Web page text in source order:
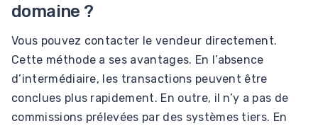
domaine ?
Vous pouvez contacter le vendeur directement.
Cette méthode a ses avantages. En l’absence
d’intermédiaire, les transactions peuvent être
conclues plus rapidement. En outre, il n’y a pas de
commissions prélevées par des systèmes tiers. En